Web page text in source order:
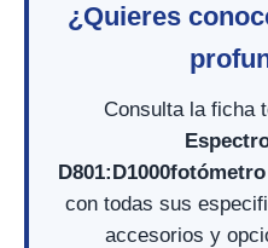
¿Quieres
Consulta la ficha
con todas sus
accesorios y